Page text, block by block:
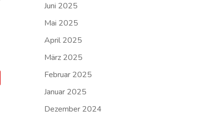
Juni 2025
Mai 2025
April 2025
März 2025
Februar 2025
Januar 2025
Dezember 2024